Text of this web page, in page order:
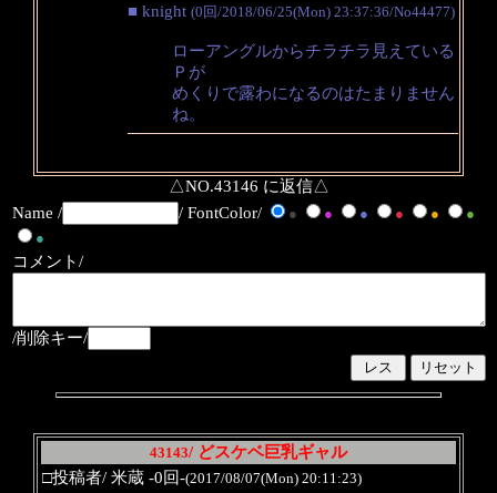
■ knight (0回/2018/06/25(Mon) 23:37:36/No44477)
ローアングルからチラチラ見えている
Ｐが
めくりで露わになるのはたまりません
ね。
△NO.43146 に返信△
Name /
/ FontColor/ ● ● ● ● ●
●
●
コメント/
/削除キー/
43143/ どスケベ巨乳ギャル
□投稿者/ 米蔵 -0回-(2017/08/07(Mon) 20:11:23)